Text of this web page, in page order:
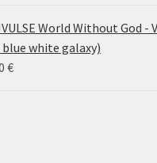
World Without God -
blue white galaxy)
€